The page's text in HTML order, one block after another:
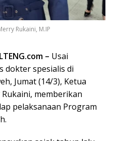
Rukaini, M.IP
– Usai
dokter spesialis di
Jumat (14/3), Ketua
memberikan
pelaksanaan Program